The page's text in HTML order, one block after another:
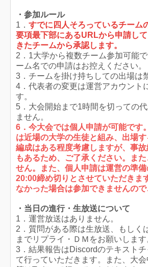
・参加ルール
1． すでに四人そろっているチーム
要項最下部にあるURLから申請し
きたチームから承認します。
2．1大学から複数チーム参加可能
ーム名での申請はお控えください。
3．チームを掛け持ちしての出場は
4．代表者の変更は運営アカウント
す。
5．大会開始まで1時間を切っての
ません。
6．今大会では個人申請が可能です
は近場の大学の生徒と組み、出場す
編成はある程度考慮しますが、事
もあるため、ご了承ください。ま
せん。また、個人申請は運営の準
20:00締め切りとさせていただきま
なかった場合は参加できませんので
・当日の進行・生放送について
1．運営放送はありません。
2．質問がある際は生放送、もしく
までリプライ・ＤＭをお願いします
3．結果報告はDiscordのテキスト
て行っていただきます。また、大